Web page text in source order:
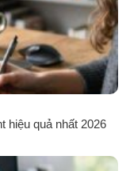
hiệu quả nhất 2026